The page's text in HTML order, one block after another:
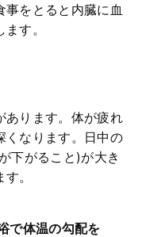
をとると内臓に血
す。
あります。体が疲れ
くなります。日中の
下がること)が大き
。
で体温の勾配を